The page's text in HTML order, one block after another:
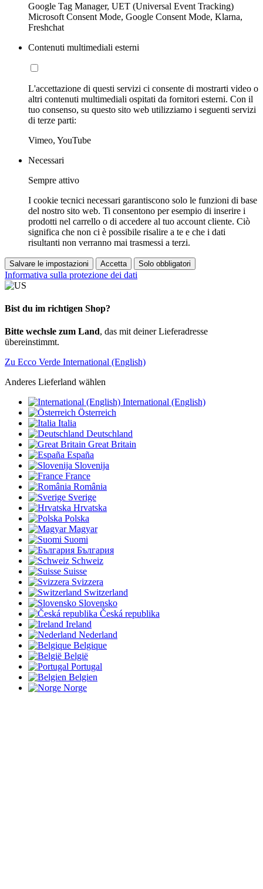
Google Tag Manager, UET (Universal Event Tracking)
Microsoft Consent Mode, Google Consent Mode, Klarna,
Freshchat
Contenuti multimediali esterni
L'accettazione di questi servizi ci consente di mostrarti video o
altri contenuti multimediali ospitati da fornitori esterni. Con il
tuo consenso, su questo sito web utilizziamo i seguenti servizi
di terze parti:
Vimeo, YouTube
Necessari
Sempre attivo
I cookie tecnici necessari garantiscono solo le funzioni di base
del nostro sito web. Ti consentono per esempio di inserire i
prodotti nel carrello o di accedere al tuo account cliente. Ciò
significa che non ci è possibile risalire a te e che i dati
risultanti non verranno mai trasmessi a terzi.
Salvare le impostazioni Accetta Solo obbligatori
Informativa sulla protezione dei dati
Bist du im richtigen Shop?
Bitte wechsle zum Land, das mit deiner Lieferadresse
übereinstimmt.
Zu Ecco Verde International (English)
Anderes Lieferland wählen
International (English)
Österreich
Italia
Deutschland
Great Britain
España
Slovenija
France
România
Sverige
Hrvatska
Polska
Magyar
Suomi
България
Schweiz
Suisse
Svizzera
Switzerland
Slovensko
Česká republika
Ireland
Nederland
Belgique
België
Portugal
Belgien
Norge